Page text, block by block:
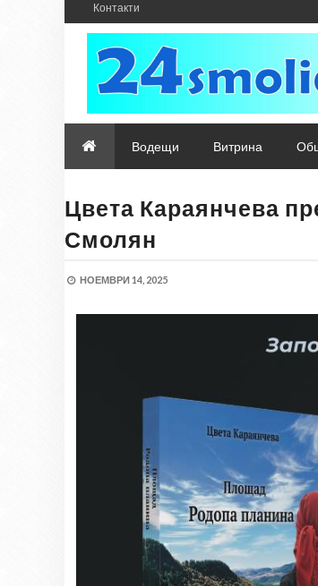
Контакти
Водещи Витрина
Цвета Караянчева
Смолян
НОЕМВРИ 14, 2025